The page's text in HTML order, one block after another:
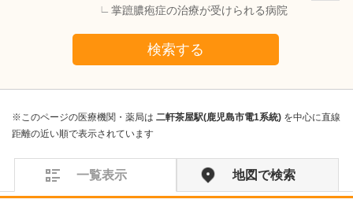
掌蹠膿疱症の治療が受けられる病院
検索する
※このページの医療機関・薬局は 二軒茶屋駅(鹿児島市電1系統) を中心に直線
距離の近い順で表示されています
一覧表示 地図で検索